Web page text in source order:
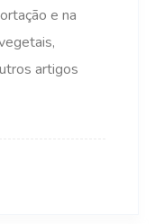
e na
artigos